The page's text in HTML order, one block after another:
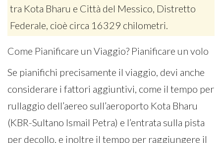
tra Kota Bharu e Città del Messico, Distretto
Federale, cioè circa 16329 chilometri.
Come Pianificare un Viaggio? Pianificare un volo
Se pianifichi precisamente il viaggio, devi anche
considerare i fattori aggiuntivi, come il tempo per
rullaggio dell’aereo sull’aeroporto Kota Bharu
(KBR-Sultano Ismail Petra) e l’entrata sulla pista
per decollo, e inoltre il tempo per raggiungere il